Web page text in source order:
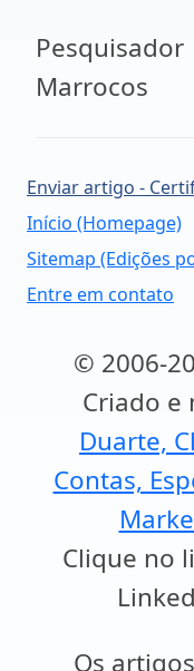
Marrocos
Enviar artigo -
Início (Homepage)
Sitemap (Edições
Entre em contato
© 2006-
Criado
Duarte,
Contas,
Clique no
Os